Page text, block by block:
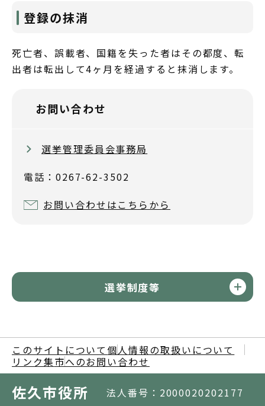
登録の抹消
死亡者、誤載者、国籍を失った者はその都度、転
出者は転出して4ヶ月を経過すると抹消します。
お問い合わせ
選挙管理委員会事務局
電話：0267-62-3502
お問い合わせはこちらから
選挙制度等
このサイトについて 個人情報の取扱いについて
リンク集市へのお問い合わせ
佐久市役所 法人番号：2000020202177